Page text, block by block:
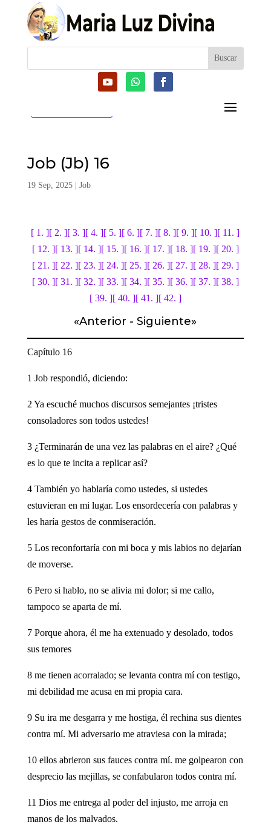
Job (Jb) 16
19 Sep, 2025| Job
[ 1. ][ 2. ][ 3. ][ 4. ][ 5. ][ 6. ][ 7. ][ 8. ][ 9. ][ 10. ][ 11. ]
[ 12. ][ 13. ][ 14. ][ 15. ][ 16. ][ 17. ][ 18. ][ 19. ][ 20. ]
[ 21. ][ 22. ][ 23. ][ 24. ][ 25. ][ 26. ][ 27. ][ 28. ][ 29. ]
[ 30. ][ 31. ][ 32. ][ 33. ][ 34. ][ 35. ][ 36. ][ 37. ][ 38. ]
[ 39. ][ 40. ][ 41. ][ 42. ]
«Anterior -Siguiente»
Capítulo 16
1 Job respondió, diciendo:
2 Ya escuché muchos discursos semejantes ¡tristes
consoladores son todos ustedes!
3 ¿Terminarán de una vez las palabras en el aire? ¿Qué
es lo que te incita a replicar así?
4 También yo hablaría como ustedes, si ustedes
estuvieran en mi lugar. Los ensordecería con palabras y
les haría gestos de conmiseración.
5 Los reconfortaría con mi boca y mis labios no dejarían
de moverse.
6 Pero si hablo, no se alivia mi dolor; si me callo,
tampoco se aparta de mí.
7 Porque ahora, él me ha extenuado y desolado, todos
sus temores
8 me tienen acorralado; se levanta contra mí con testigo,
mi debilidad me acusa en mi propia cara.
9 Su ira me desgarra y me hostiga, él rechina sus dientes
contra mí. Mi adversario me atraviesa con la mirada;
10 ellos abrieron sus fauces contra mí. me golpearon con
desprecio las mejillas, se confabularon todos contra mí.
11 Dios me entrega al poder del injusto, me arroja en
manos de los malvados.